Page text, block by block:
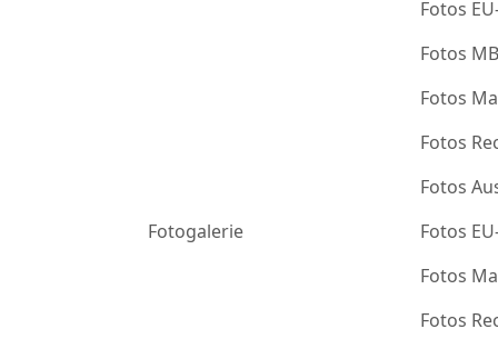
Fotogalerie
Fotos
Fotos
Fotos
Fotos
Fotos
Fotos
Fotos
Fotos